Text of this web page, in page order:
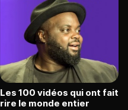
Les 100 vidéos qui ont fait
rire le monde entier